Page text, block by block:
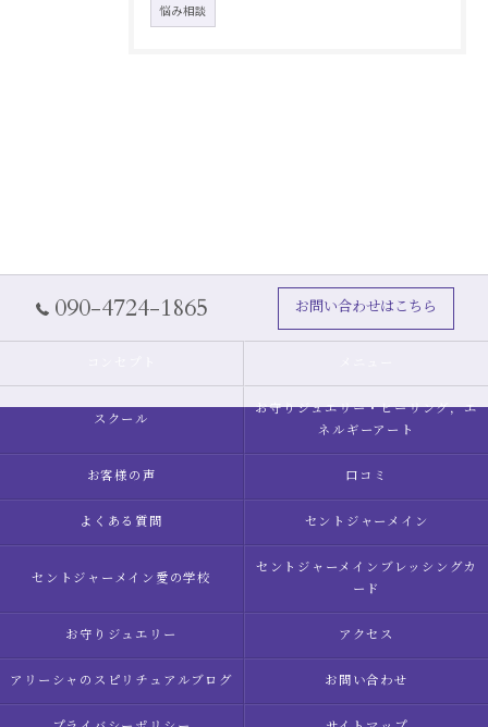
悩み相談
090-4724-1865 お問い合わせはこちら
スクール
お守りジュエリー・ヒーリング，エ
ネルギーアート
お客様の声 口コミ
よくある質問 セントジャーメイン
セントジャーメイン愛の学校
セントジャーメインブレッシングカ
ード
お守りジュエリー アクセス
アリーシャのスピリチュアルブログ お問い合わせ